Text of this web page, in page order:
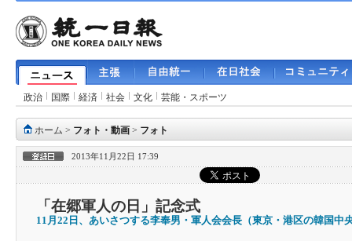
政治 国際 経済 社会 文化 芸能・スポーツ
ホーム > フォト・動画 > フォト
2013年11月22日 17:39
「在郷軍人の日」記念式
11月22日、あいさつする李奉男・軍人会会長（東京・港区の韓国中